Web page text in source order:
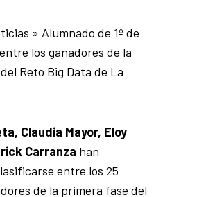
» Alumnado de 1º de
los ganadores de la
Reto Big Data de La
Claudia Mayor, Eloy
Carranza han
entre los 25
de la primera fase del